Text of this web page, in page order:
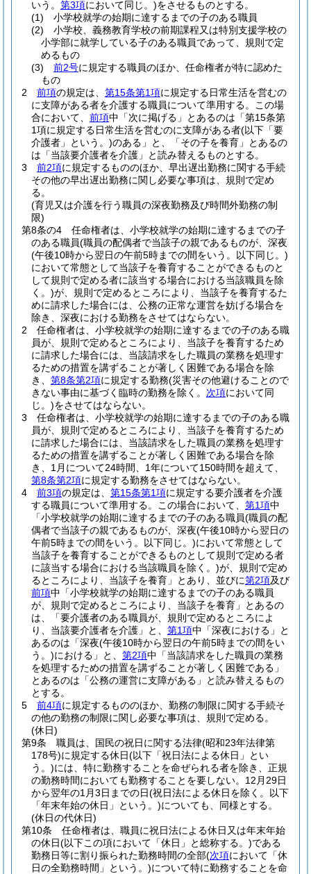
いう。 第3項において同じ。)をさせるものとする。
(1)
小学校就学の始期に達するまでの子のある職員
(2)
小学校、義務教育学校の前期課程又は特別支援学校の
小学部に就学している子のある職員であって、規則で定
めるもの
(3)
前2号に規定する職員のほか、任命権者が特に認めた
もの
2
前項の規定は、 第15条第1項に規定する日常生活を営むの
に支障がある者を介護する職員について準用する。
この場
合において、 前項中「次に掲げる」とあるのは「第15条第
1項に規定する日常生活を営むのに支障がある者(以下「要
介護者」という。)のある」と、「その子を養育」とあるの
は「当該要介護者を介護」と読み替えるものとする。
3
前2項に規定するもののほか、早出遅出勤務に関する手続
その他の早出遅出勤務に関し必要な事項は、規則で定め
る。
(育児又は介護を行う職員の深夜勤務及び時間外勤務の制
限)
第8条の4
任命権者は、小学校就学の始期に達するまでの子
のある職員(職員の配偶者で当該子の親であるものが、深夜
(午後10時から翌日の午前5時までの間をいう。以下同じ。)
において常態として当該子を養育することができるものと
して規則で定める者に該当する場合における当該職員を除
く。)が、規則で定めるところにより、当該子を養育するた
めに請求した場合には、公務の正常な運営を妨げる場合を
除き、深夜における勤務をさせてはならない。
2
任命権者は、小学校就学の始期に達するまでの子のある職
員が、規則で定めるところにより、当該子を養育するため
に請求した場合には、当該請求をした職員の業務を処理す
るための措置を講ずることが著しく困難である場合を除
き、 第8条第2項に規定する勤務(災害その他避けることので
きない事由に基づく臨時の勤務を除く。 次項において同
じ。)をさせてはならない。
3
任命権者は、小学校就学の始期に達するまでの子のある職
員が、規則で定めるところにより、当該子を養育するため
に請求した場合には、当該請求をした職員の業務を処理す
るための措置を講ずることが著しく困難である場合を除
き、1月について24時間、1年について150時間を超えて、
第8条第2項に規定する勤務をさせてはならない。
4
前3項の規定は、 第15条第1項に規定する要介護者を介護
する職員について準用する。
この場合において、 第1項中
「小学校就学の始期に達するまでの子のある職員(職員の配
偶者で当該子の親であるものが、深夜(午後10時から翌日の
午前5時までの間をいう。以下同じ。)において常態として
当該子を養育することができるものとして規則で定める者
に該当する場合における当該職員を除く。)が、規則で定め
るところにより、当該子を養育」とあり、並びに第2項及び
前項中「小学校就学の始期に達するまでの子のある職員
が、規則で定めるところにより、当該子を養育」とあるの
は、「要介護者のある職員が、規則で定めるところによ
り、当該要介護者を介護」と、 第1項中「深夜における」と
あるのは「深夜(午後10時から翌日の午前5時までの間をい
う。)における」と、 第2項中「当該請求をした職員の業務
を処理するための措置を講ずることが著しく困難である」
とあるのは「公務の運営に支障がある」と読み替えるもの
とする。
5
前4項に規定するもののほか、勤務の制限に関する手続そ
の他の勤務の制限に関し必要な事項は、規則で定める。
(休日)
第9条
職員は、国民の祝日に関する法律(昭和23年法律第
178号)に規定する休日(以下「祝日法による休日」とい
う。)には、特に勤務することを命ぜられる者を除き、正規
の勤務時間においても勤務することを要しない。 12月29日
から翌年の1月3日までの日(祝日法による休日を除く。以下
「年末年始の休日」という。)についても、同様とする。
(休日の代休日)
第10条
任命権者は、職員に祝日法による休日又は年末年始
の休日(以下この項において「休日」と総称する。)である
勤務日等に割り振られた勤務時間の全部(次項において「休
日の全勤務時間」という。)について特に勤務することを命